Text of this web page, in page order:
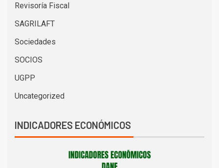
Revisoría Fiscal
SAGRILAFT
Sociedades
SOCIOS
UGPP
Uncategorized
INDICADORES ECONÓMICOS